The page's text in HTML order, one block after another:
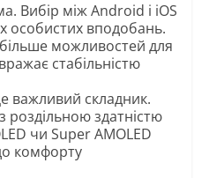
Вибір між Android і iOS
особистих вподобань.
можливостей для
стабільністю
важливий складник.
роздільною здатністю
чи Super AMOLED
комфорту